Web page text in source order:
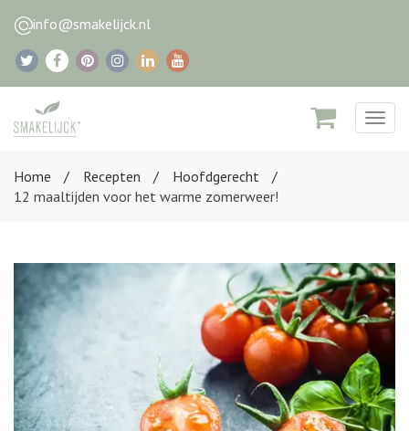
info@smakelijck.nl
Home
Recepten
Hoofdgerecht
12 maaltijden voor het warme zomerweer!